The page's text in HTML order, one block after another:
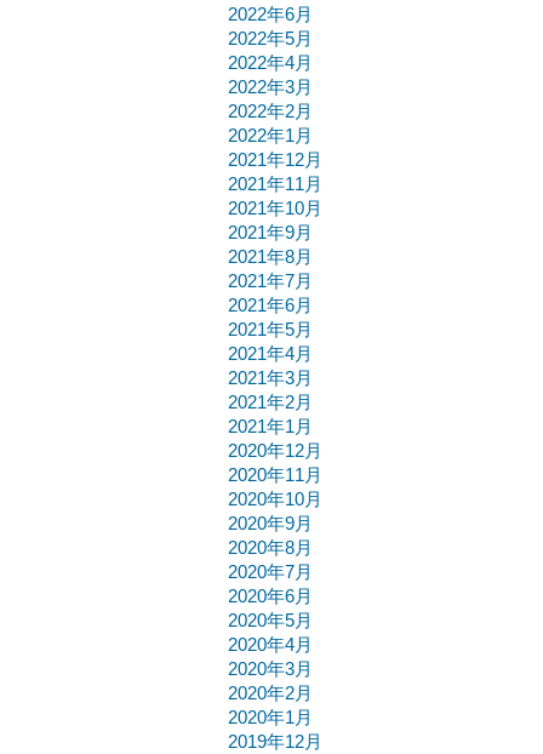
2022年6月
2022年5月
2022年4月
2022年3月
2022年2月
2022年1月
2021年12月
2021年11月
2021年10月
2021年9月
2021年8月
2021年7月
2021年6月
2021年5月
2021年4月
2021年3月
2021年2月
2021年1月
2020年12月
2020年11月
2020年10月
2020年9月
2020年8月
2020年7月
2020年6月
2020年5月
2020年4月
2020年3月
2020年2月
2020年1月
2019年12月